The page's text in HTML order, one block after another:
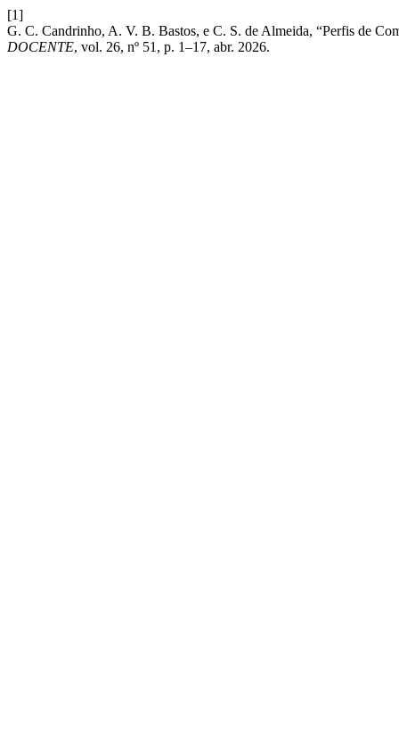
[1]
G. C. Candrinho, A. V. B. Bastos, e C. S. de Almeida, “Perfis de
DOCENTE, vol. 26, nº 51, p. 1–17, abr. 2026.